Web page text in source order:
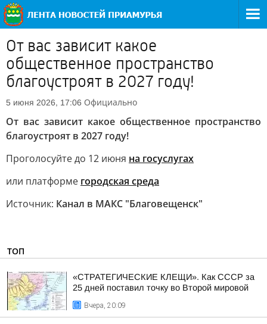
От вас зависит какое
общественное пространство
благоустроят в 2027 году!
5 июня 2026, 17:06 Официально
От вас зависит какое общественное пространство
благоустроят в 2027 году!
Проголосуйте до 12 июня на госуслугах
или платформе городская среда
Источник: Канал в МАКС "Благовещенск"
ТОП
«СТРАТЕГИЧЕСКИЕ КЛЕЩИ». Как СССР за
25 дней поставил точку во Второй мировой
Вчера, 20:09